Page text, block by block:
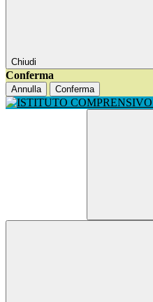
Chiudi
Conferma
Annulla Conferma